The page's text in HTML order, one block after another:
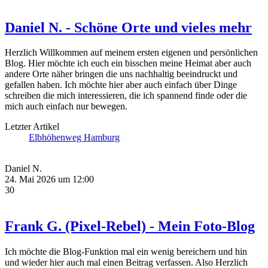
Daniel N. - Schöne Orte und vieles mehr
Herzlich Willkommen auf meinem ersten eigenen und persönlichen
Blog. Hier möchte ich euch ein bisschen meine Heimat aber auch
andere Orte näher bringen die uns nachhaltig beeindruckt und
gefallen haben. Ich möchte hier aber auch einfach über Dinge
schreiben die mich interessieren, die ich spannend finde oder die
mich auch einfach nur bewegen.
Letzter Artikel
Elbhöhenweg Hamburg
Daniel N.
24. Mai 2026 um 12:00
30
Frank G. (Pixel-Rebel) - Mein Foto-Blog
Ich möchte die Blog-Funktion mal ein wenig bereichern und hin
und wieder hier auch mal einen Beitrag verfassen. Also Herzlich